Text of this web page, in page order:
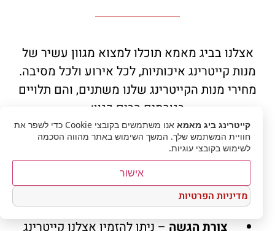
אצלנו בביג מאמא תוכלו למצוא מגוון עשיר של
מנות קייטרינג איכותיות, לכל אירוע ולכל מסיבה.
מחירי מנות הקייטרינג שלנו משתנים, והם תלויים
בגורמים רבים כגון:
גודל ההזמנה –ככל שמספר המנות גדול
יותר, כך המחיר למנה בודדת יורד.
– אנו מספקים שירותי פריסה
וקיפול למתחם האירוע, אולם שירות זה ניתן
בתוספת תשלום.
צורת הגשה – ניתן להזמין אצלנו קייטרינג
קייטרינג ביג מאמא
אנו משתמשים בקובצי Cookie כדי לשפר את
חוויית המשתמש שלך. המשך השימוש באתר מהווה הסכמה
לשימוש בקובצי עוגיות.
אישור
מדיניות הפרטיות